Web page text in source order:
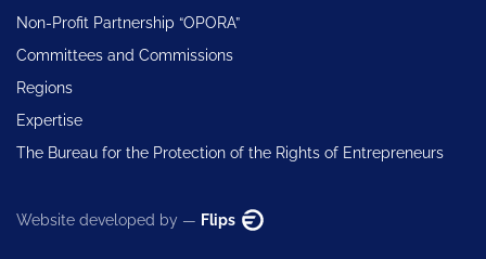
Non-Profit Partnership “OPORA”
Committees and Commissions
Regions
Expertise
The Bureau for the Protection of the Rights of Entrepreneurs
Website developed by — Flips